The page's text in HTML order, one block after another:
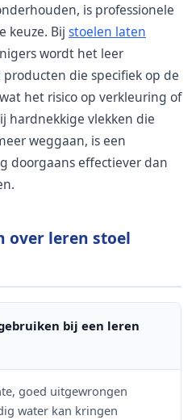
is professionele
keuze. Bij stoelen laten
wordt het leer
die specifiek op de
het risico op verkleuring of
hardnekkige vlekken die
weggaan, is een
doorgaans effectiever dan
over leren stoel
bij een leren
goed uitgewrongen
water kan kringen